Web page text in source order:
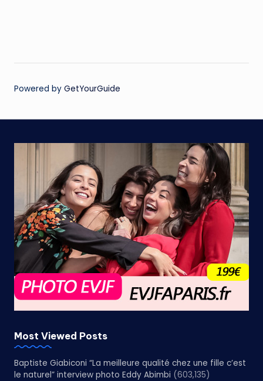
Powered by GetYourGuide
Most Viewed Posts
Baptiste Giabiconi “La meilleure qualité chez une fille c’est
le naturel” interview photo Eddy Abimbi (603,135)